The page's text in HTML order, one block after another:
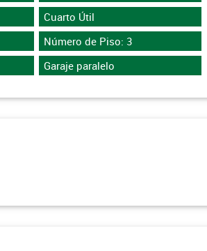
Cuarto Útil
Número de Piso: 3
Garaje paralelo